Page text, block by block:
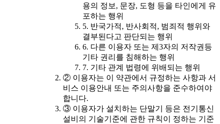
용의 정보, 문장, 도형 등을 타인에게 유
포하는 행위
5. 반국가적, 반사회적, 범죄적 행위와
결부된다고 판단되는 행위
6. 다른 이용자 또는 제3자의 저작권등
기타 권리를 침해하는 행위
7. 기타 관계 법령에 위배되는 행위
② 이용자는 이 약관에서 규정하는 사항과 서
비스 이용안내 또는 주의사항을 준수하여야
합니다.
③ 이용자가 설치하는 단말기 등은 전기통신
설비의 기술기준에 관한 규칙이 정하는 기준